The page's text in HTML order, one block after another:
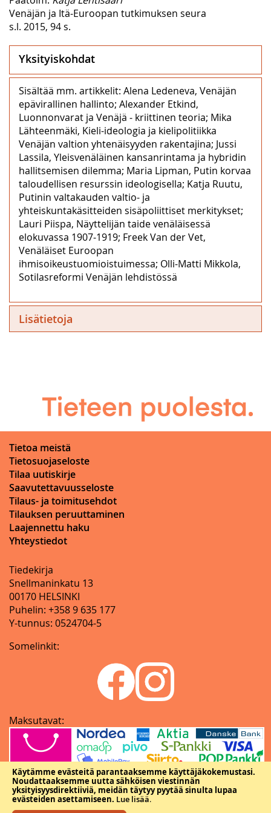
Käytämme evästeitä parantaaksemme käyttäjäkokemustasi.
Noudattaaksemme uutta sähköisen viestinnän
yksityisyysdirektiiviä, meidän täytyy pyytää sinulta lupaa
evästeiden asettamiseen. Lue lisää.
Venäjän ja Itä-Euroopan tutkimuksen seura
s.l. 2015, 94 s.
Yksityiskohdat
Sisältää mm. artikkelit: Alena Ledeneva, Venäjän
epävirallinen hallinto; Alexander Etkind,
Luonnonvarat ja Venäjä ‒ kriittinen teoria; Mika
Lähteenmäki, Kieli-ideologia ja kielipolitiikka
Venäjän valtion yhtenäisyyden rakentajina; Jussi
Lassila, Yleisvenäläinen kansanrintama ja hybridin
hallitsemisen dilemma; Maria Lipman, Putin korvaa
taloudellisen resurssin ideologisella; Katja Ruutu,
Putinin valtakauden valtio- ja
yhteiskuntakäsitteiden sisäpoliittiset merkitykset;
Lauri Piispa, Näyttelijän taide venäläisessä
elokuvassa 1907‒1919; Freek Van der Vet,
Venäläiset Euroopan
ihmisoikeustuomioistuimessa; Olli-Matti Mikkola,
Sotilasreformi Venäjän lehdistössä
Lisätietoja
Tietoa meistä
Tietosuojaseloste
Tilaa uutiskirje
Saavutettavuusseloste
Tilaus- ja toimitusehdot
Tilauksen peruuttaminen
Laajennettu haku
Yhteystiedot
Tiedekirja
Snellmaninkatu 13
00170 HELSINKI
Puhelin: +358 9 635 177
Y-tunnus: 0524704-5
Somelinkit:
Maksutavat: